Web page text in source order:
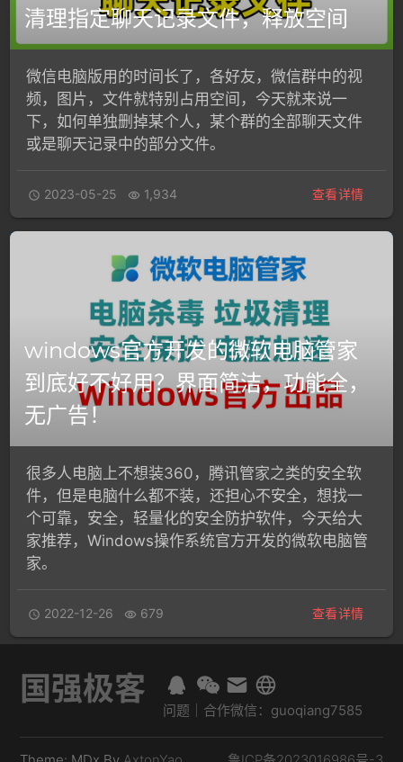
清理指定聊天记录文件，释放空间
微信电脑版用的时间长了，各好友，微信群中的视
频，图片，文件就特别占用空间，今天就来说一
下，如何单独删掉某个人，某个群的全部聊天文件
或是聊天记录中的部分文件。
 2023-05-25  1,934 查看详情
windows官方开发的微软电脑管家
到底好不好用？界面简洁，功能全，
无广告！
很多人电脑上不想装360，腾讯管家之类的安全软
件，但是电脑什么都不装，还担心不安全，想找一
个可靠，安全，轻量化的安全防护软件，今天给大
家推荐，Windows操作系统官方开发的微软电脑管
家。
 2022-12-26  679 查看详情
国强极客
问题｜合作微信：guoqiang7585